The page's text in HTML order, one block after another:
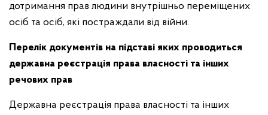
дотримання прав людини внутрішньо переміщених
осіб та осіб, які постраждали від війни.
Перелік документів на підставі яких проводиться
державна реєстрація права власності та інших
речових прав
Державна реєстрація права власності та інших